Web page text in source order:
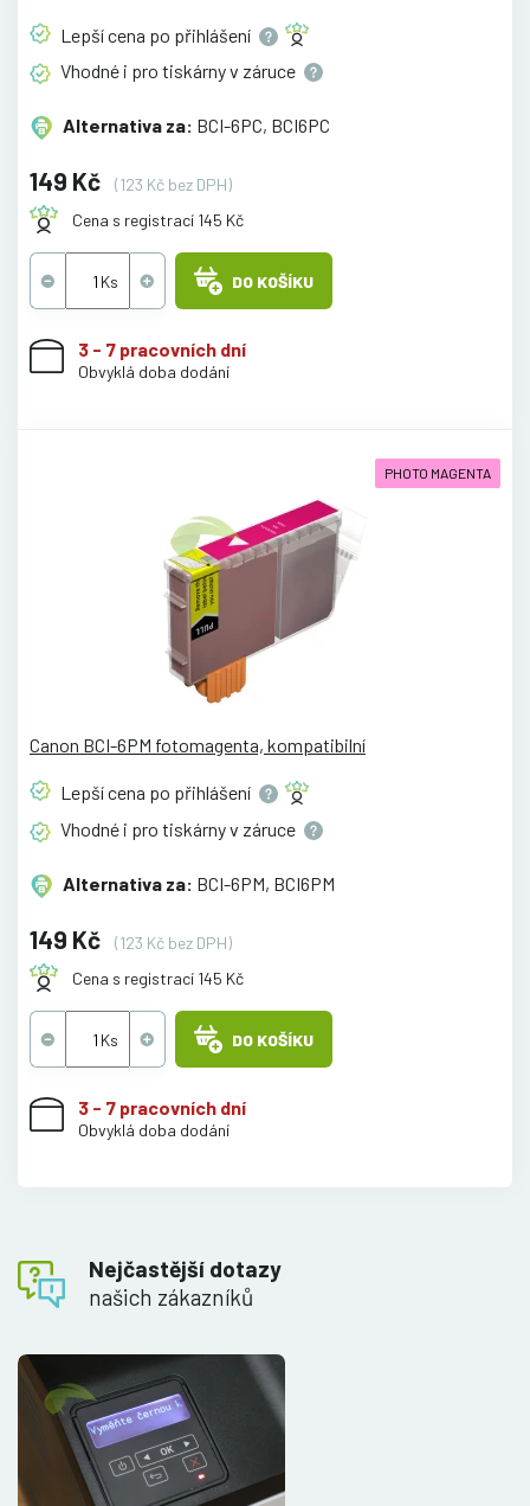
Lepší cena po přihlášení
Vhodné i pro tiskárny v záruce
Alternativa za: BCI-6PC, BCI6PC
149 Kč
(123 Kč bez DPH)
Cena s registrací 145 Kč
DO KOŠÍKU
3 - 7 pracovních dní
Obvyklá doba dodání
PHOTO MAGENTA
Canon BCI-6PM fotomagenta, kompatibilní
Lepší cena po přihlášení
Vhodné i pro tiskárny v záruce
Alternativa za: BCI-6PM, BCI6PM
149 Kč
(123 Kč bez DPH)
Cena s registrací 145 Kč
DO KOŠÍKU
3 - 7 pracovních dní
Obvyklá doba dodání
Nejčastější dotazy
našich zákazníků